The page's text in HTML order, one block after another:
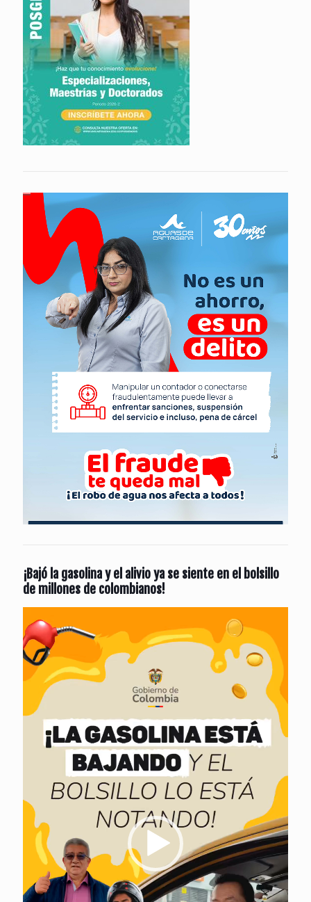
¡Bajó la gasolina y el alivio ya se siente en el bolsillo
de millones de colombianos!
de
vídeo